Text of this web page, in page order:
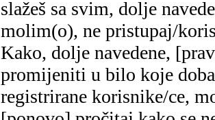
slažeš sa svim, dolje
molim(o), ne pristupaj/
Kako, dolje navedene,
promijeniti u bilo koje
registrirane korisnike/ce,